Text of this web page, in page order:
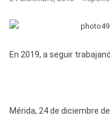
En 2019, a seguir
Mérida, 24 de diciembre